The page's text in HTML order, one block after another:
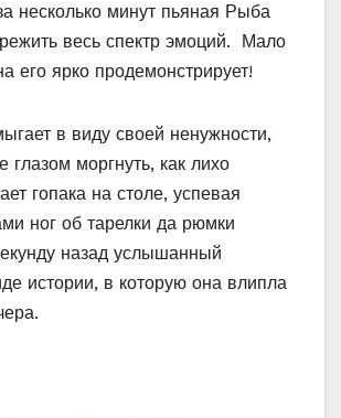
несколько минут пьяная Рыба
весь спектр эмоций. Мало
его ярко продемонстрирует!
в виду своей ненужности,
глазом моргнуть, как лихо
гопака на столе, успевая
ног об тарелки да рюмки
назад услышанный
истории, в которую она влипла